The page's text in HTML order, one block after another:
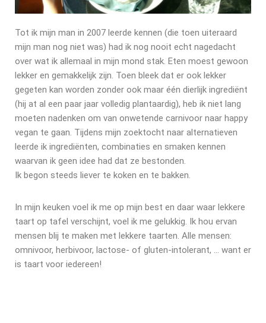
Tot ik mijn man in 2007 leerde kennen (die toen uiteraard
mijn man nog niet was) had ik nog nooit echt nagedacht
over wat ik allemaal in mijn mond stak. Eten moest gewoon
lekker en gemakkelijk zijn. Toen bleek dat er ook lekker
gegeten kan worden zonder ook maar één dierlijk ingrediënt
(hij at al een paar jaar volledig plantaardig), heb ik niet lang
moeten nadenken om van onwetende carnivoor naar happy
vegan te gaan. Tijdens mijn zoektocht naar alternatieven
leerde ik ingrediënten, combinaties en smaken kennen
waarvan ik geen idee had dat ze bestonden.
Ik begon steeds liever te koken en te bakken.
In mijn keuken voel ik me op mijn best en daar waar lekkere
taart op tafel verschijnt, voel ik me gelukkig. Ik hou ervan
mensen blij te maken met lekkere taarten. Alle mensen:
omnivoor, herbivoor, lactose- of gluten-intolerant, … want er
is taart voor iedereen!